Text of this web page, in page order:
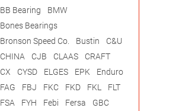
BB Bearing
BMW
Bones Bearings
Bronson Speed Co.
Bustin
C&U
CHINA
CJB CLAAS
CRAFT
CX
CYSD ELGES EPK
Enduro
FAG
FBJ FKC FKD FKL
FLT
FSA
FYH Febi Fersa
GBC